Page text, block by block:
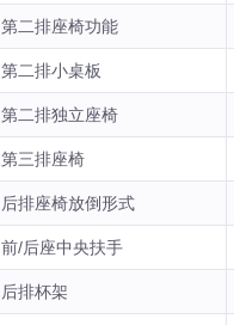
第二排座椅功能
第二排小桌板
第二排独立座椅
第三排座椅
后排座椅放倒形式
前/后座中央扶手
后排杯架